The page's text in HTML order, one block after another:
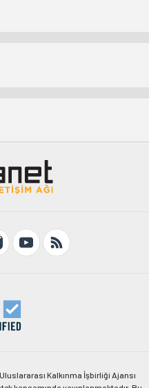
Kalkınma İşbirliği Ajansı